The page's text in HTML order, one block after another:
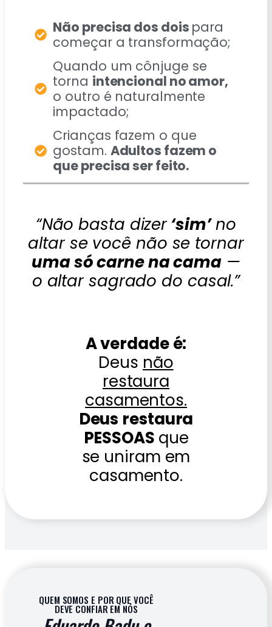
Não precisa dos dois para
começar a transformação;
Quando um cônjuge se
torna intencional no amor,
o outro é naturalmente
impactado;
Crianças fazem o que
gostam. Adultos fazem o
que precisa ser feito.
“Não basta dizer‘sim’no
altar se você não se tornar
uma só carne na cama —
o altar sagrado do casal.”
A verdade é:
Deus não
restaura
casamentos.
Deus restaura
PESSOAS que
se uniram em
casamento.
QUEM SOMOS E POR QUE VOCÊ
DEVE CONFIAR EM NÓS